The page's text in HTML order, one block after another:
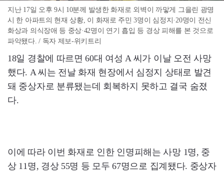
지난 17일 오후 9시 10분께 발생한 화재로 외벽이 까맣게 그을린 광명
시 한 아파트의 현재 상황, 이 화재로 주민 3명이 심정지·20명이 전신
화상과 의식장애 등 중상·42명이 연기 흡입 등 경상 피해를 본 것으로
파악됐다. / 독자 제보-위키트리
18일 경찰에 따르면 60대 여성 A 씨가 이날 오전 사망
했다. A 씨는 전날 화재 현장에서 심정지 상태로 발견
돼 중상자로 분류됐는데 회복하지 못하고 결국 숨졌
다.
이에 따라 이번 화재로 인한 인명피해는 사망 1명, 중
상 11명, 경상 55명 등 모두 67명으로 집계됐다. 중상자